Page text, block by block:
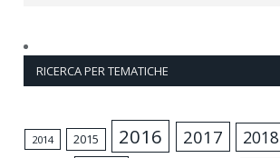
RICERCA PER TEMATICHE
2014 2015 2016 2017 2018